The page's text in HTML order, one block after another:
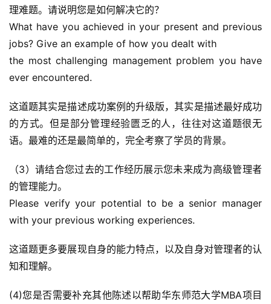
页
方
楠
考
评
论
院
新
闻
M
A
申
公
理难题。请说明您是如何解决它的？
What have you achieved in your present and previous
jobs? Give an example of how you dealt with
the most challenging management problem you have
ever encountered.
这道题其实是描述成功案例的升级版，其实是描述最好成功
的方式。但是部分管理经验匮乏的人，往往对这道题很无
语。最难的还是最简单的，完全考察了学员的背景。
（3）请结合您过去的工作经历展示您未来成为高级管理者
的管理能力。
Please verify your potential to be a senior manager
with your previous working experiences.
这道题更多要展现自身的能力特点，以及自身对管理者的认
知和理解。
(4)您是否需要补充其他陈述以帮助华东师范大学MBA项目